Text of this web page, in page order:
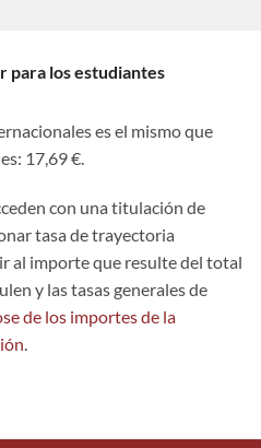
para los estudiantes
es el mismo que
17,69 €.
con una titulación de
tasa de trayectoria
al importe que resulte del total
y las tasas generales de
de los importes de la
.